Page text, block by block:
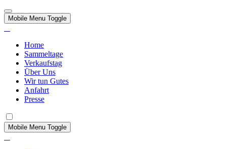
Mobile Menu Toggle
Home
Sammeltage
Verkaufstag
Über Uns
Wir tun Gutes
Anfahrt
Presse
Mobile Menu Toggle